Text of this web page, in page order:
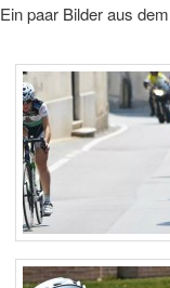
Ein paar Bilder aus